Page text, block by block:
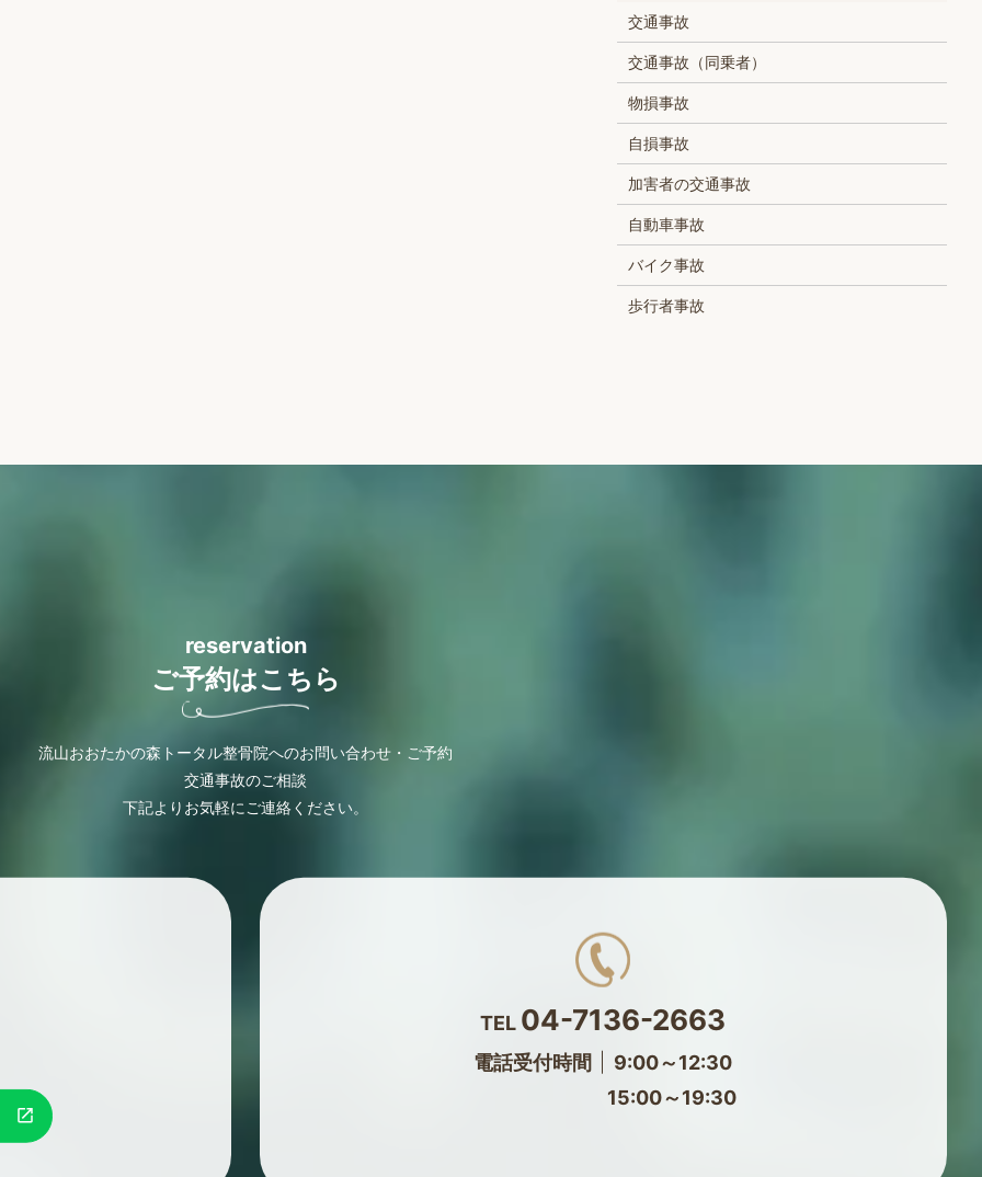
交通事故
交通事故（同乗者）
物損事故
自損事故
加害者の交通事故
自動車事故
バイク事故
歩行者事故
reservation
ご予約はこちら
流山おおたかの森トータル整骨院へのお問い合わせ・ご予約
交通事故のご相談
下記よりお気軽にご連絡ください。
TEL 04-7136-2663
電話受付時間
9:00～12:30
15:00～19:30